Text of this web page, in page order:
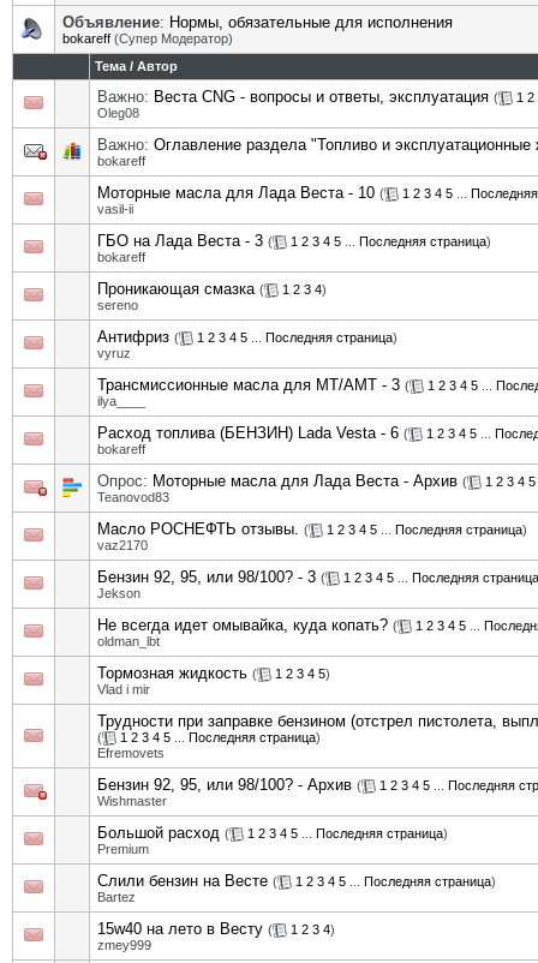
Объявление: Нормы, обязательные для исполнения
bokareff (Супер Модератор)
Тема / Автор
Важно: Веста CNG - вопросы и ответы, эксплуатация ( 1 2
Oleg08
Важно: Оглавление раздела "Топливо и эксплуатационные
bokareff
Моторные масла для Лада Веста - 10 ( 1 2 3 4 5
vasil-ii
ГБО на Лада Веста - 3 ( 1 2 3 4 5 Последняя страница)
bokareff
Проникающая смазка ( 1 2 3 4)
sereno
Антифриз ( 1 2 3 4 5 Последняя страница)
vyruz
Трансмиссионные масла для MT/АМТ - 3 ( 1 2 3 4 5
ilya____
Расход топлива (БЕНЗИН) Lada Vesta - 6 ( 1 2 3 4 5
bokareff
Опрос: Моторные масла для Лада Веста - Архив ( 1 2 3 4 5
Teanovod83
Масло РОСНЕФТЬ отзывы. ( 1 2 3 4 5 Последняя страница)
vaz2170
Бензин 92, 95, или 98/100? - 3 ( 1 2 3 4 5
Последняя страница
Jekson
Не всегда идет омывайка, куда копать? ( 1 2 3 4 5
oldman_lbt
Тормозная жидкость ( 1 2 3 4 5)
Vlad i mir
Трудности при заправке бензином (отстрел пистолета,
( 1 2 3 4 5 Последняя страница)
Efremovets
Бензин 92, 95, или 98/100? - Архив ( 1 2 3 4 5
Последняя
Wishmaster
Большой расход ( 1 2 3 4 5 Последняя страница)
Premium
Слили бензин на Весте ( 1 2 3 4 5 Последняя страница)
Bartez
15w40 на лето в Весту ( 1 2 3 4)
zmey999